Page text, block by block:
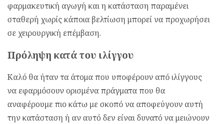
φαρμακευτική αγωγή και η κατάσταση παραμένει
σταθερή χωρίς κάποια βελτίωση μπορεί να προχωρήσει
σε χειρουργική επέμβαση.
Πρόληψη κατά του ιλίγγου
Καλό θα ήταν τα άτομα που υποφέρουν από ιλίγγους
να εφαρμόσουν ορισμένα πράγματα που θα
αναφέρουμε πιο κάτω με σκοπό να αποφεύγουν αυτή
την κατάσταση ή αν αυτό δεν είναι δυνατό να μειώνουν